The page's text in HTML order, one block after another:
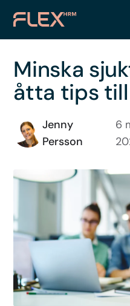
Minska
åtta tips till
Jenny
Persson
6